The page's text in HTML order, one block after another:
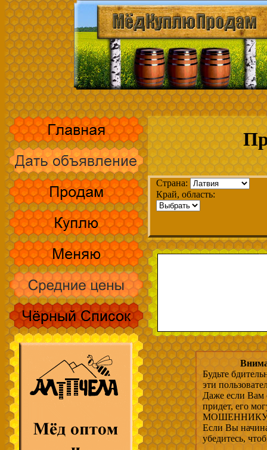
Страна:
Край, область:
Будьте
эти
Даже если Вам
придет, его
МОШЕННИКУ,
Если Вы
убедитесь,